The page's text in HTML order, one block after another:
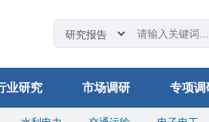
业研究 市场调研 专项调